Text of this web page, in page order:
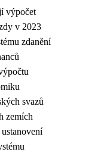
výpočet
v 2023
zdanění
svazů
zemích